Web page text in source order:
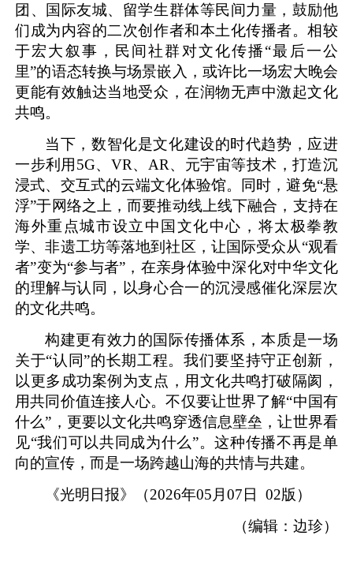
团、国际友城、留学生群体等民间力量，鼓励他
们成为内容的二次创作者和本土化传播者。相较
于宏大叙事，民间社群对文化传播“最后一公
里”的语态转换与场景嵌入，或许比一场宏大晚会
更能有效触达当地受众，在润物无声中激起文化
共鸣。
当下，数智化是文化建设的时代趋势，应进
一步利用5G、VR、AR、元宇宙等技术，打造沉
浸式、交互式的云端文化体验馆。同时，避免“悬
浮”于网络之上，而要推动线上线下融合，支持在
海外重点城市设立中国文化中心，将太极拳教
学、非遗工坊等落地到社区，让国际受众从“观看
者”变为“参与者”，在亲身体验中深化对中华文化
的理解与认同，以身心合一的沉浸感催化深层次
的文化共鸣。
构建更有效力的国际传播体系，本质是一场
关于“认同”的长期工程。我们要坚持守正创新，
以更多成功案例为支点，用文化共鸣打破隔阂，
用共同价值连接人心。不仅要让世界了解“中国有
什么”，更要以文化共鸣穿透信息壁垒，让世界看
见“我们可以共同成为什么”。这种传播不再是单
向的宣传，而是一场跨越山海的共情与共建。
《光明日报》（2026年05月07日 02版）
（编辑：边珍）